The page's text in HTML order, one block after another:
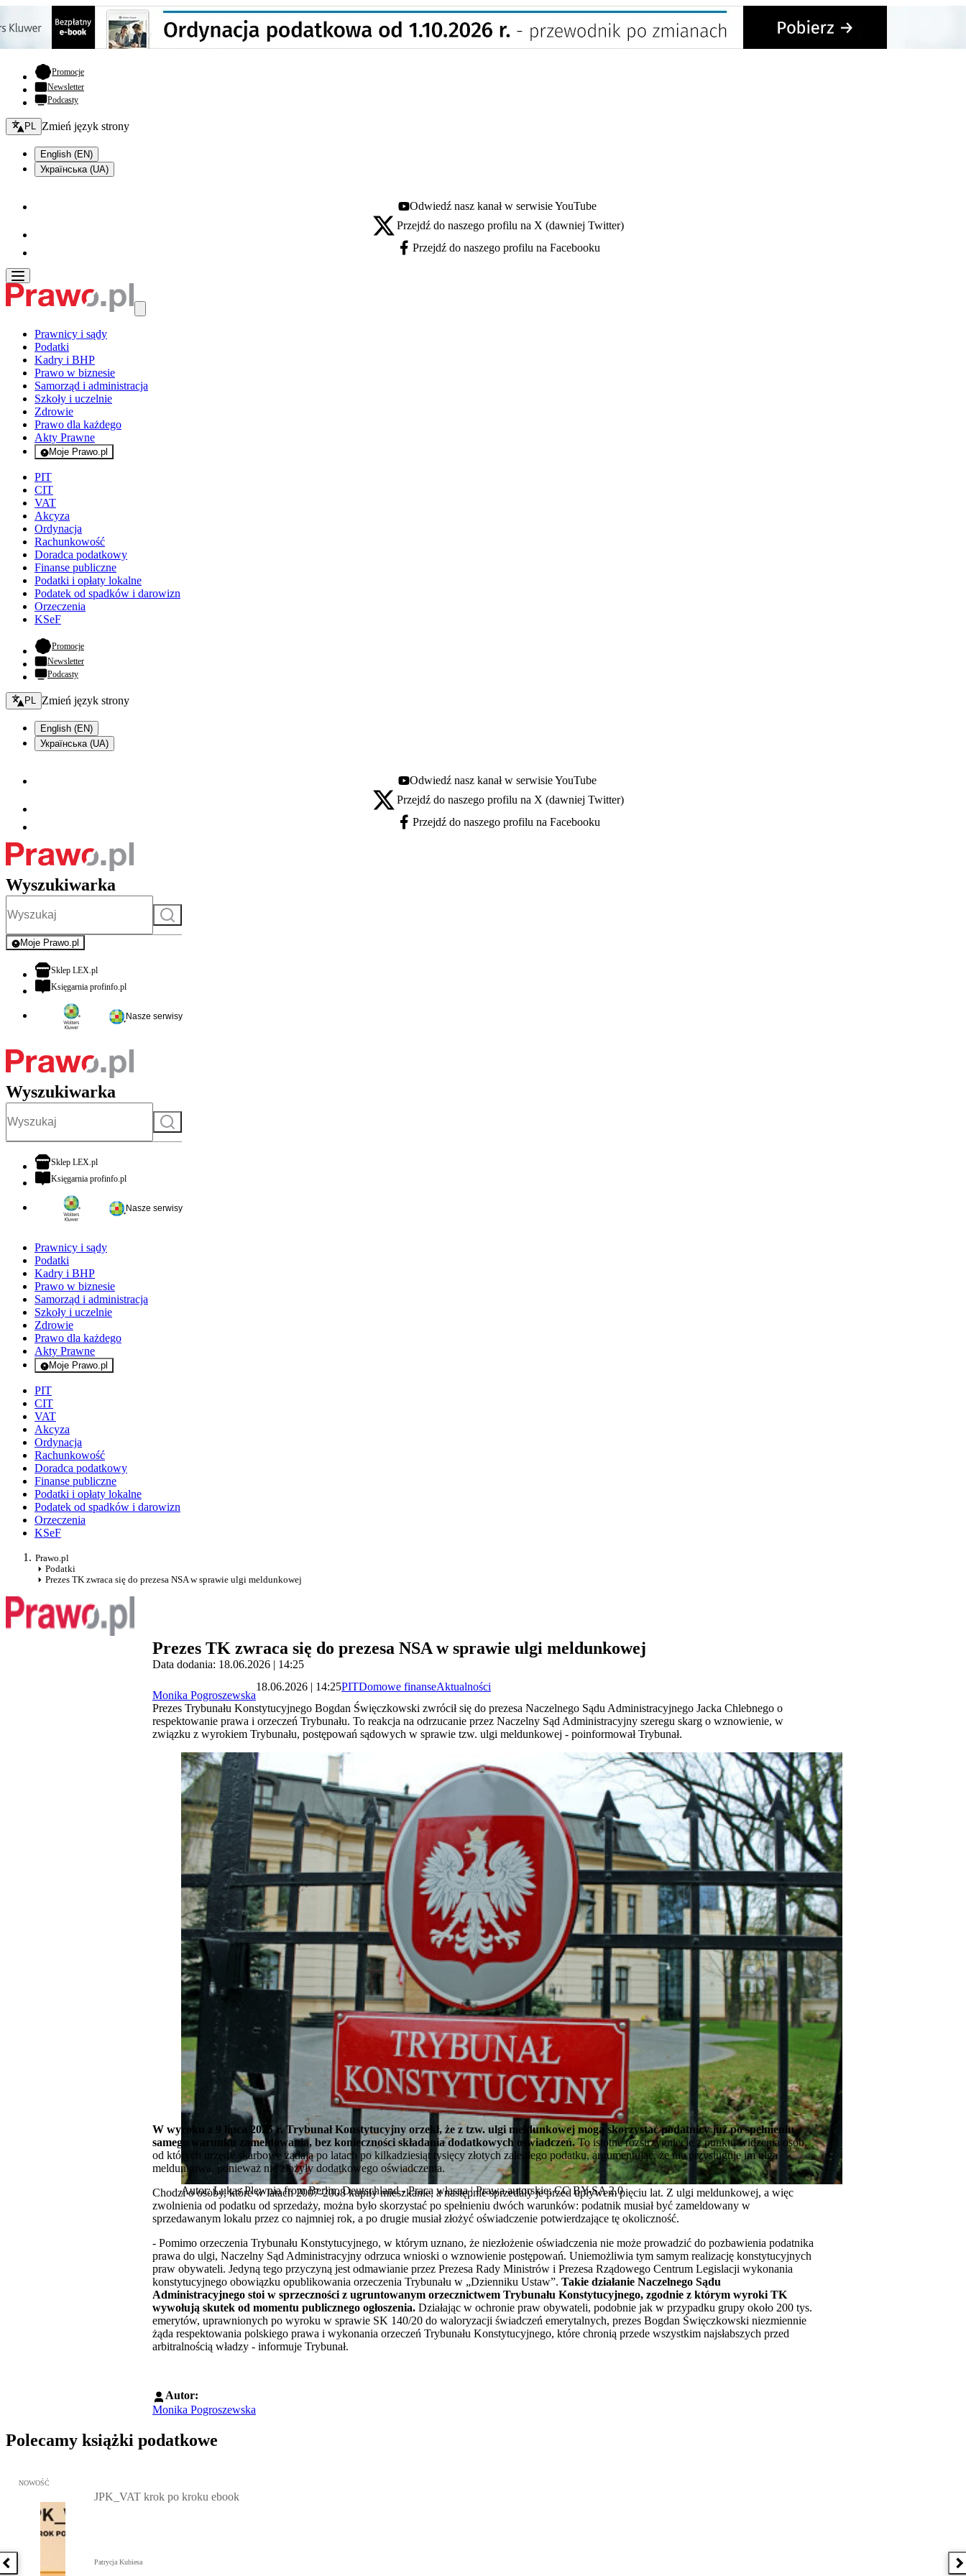
Promocje- otwiera się w nowej karcie
Newsletter
Podcasty
Zmień język - bieżący:
PL Zmień język strony
English (EN)
Українська (UA)
Youtube - otwiera się w nowej karcie
Odwiedź nasz kanał w serwisie YouTube
X - otwiera się w nowej karcie
Przejdź do naszego profilu na X (dawniej Twitter)
Facebook - otwiera się w nowej karcie
Przejdź do naszego profilu na Facebooku
Prawnicy i sądy
Podatki
Kadry i BHP
Prawo w biznesie
Samorząd i administracja
Szkoły i uczelnie
Zdrowie
Prawo dla każdego
Akty Prawne
Moje Prawo.pl
- rejestracja i logowanie do serwisu
PIT
CIT
VAT
Akcyza
Ordynacja
Rachunkowość
Doradca podatkowy
Finanse publiczne
Podatki i opłaty lokalne
Podatek od spadków i darowizn
Orzeczenia
KSeF
Promocje- otwiera się w nowej karcie
Newsletter
Podcasty
Zmień język - bieżący:
PL Zmień język strony
English (EN)
Українська (UA)
Youtube - otwiera się w nowej karcie
Odwiedź nasz kanał w serwisie YouTube
X - otwiera się w nowej karcie
Przejdź do naszego profilu na X (dawniej Twitter)
Facebook - otwiera się w nowej karcie
Przejdź do naszego profilu na Facebooku
Wyszukiwarka
Szukaj
Moje Prawo.pl
- rejestracja i logowanie do serwisu
Sklep LEX.plotwiera się w nowej karcie
Księgarnia profinfo.plotwiera się w nowej karcie
Nasze serwisy
Wyszukiwarka
Szukaj
Sklep LEX.plotwiera się w nowej karcie
Księgarnia profinfo.plotwiera się w nowej karcie
Nasze serwisy
Prawnicy i sądy
Podatki
Kadry i BHP
Prawo w biznesie
Samorząd i administracja
Szkoły i uczelnie
Zdrowie
Prawo dla każdego
Akty Prawne
Moje Prawo.pl
- rejestracja i logowanie do serwisu
PIT
CIT
VAT
Akcyza
Ordynacja
Rachunkowość
Doradca podatkowy
Finanse publiczne
Podatki i opłaty lokalne
Podatek od spadków i darowizn
Orzeczenia
KSeF
Prawo.pl
Podatki
Prezes TK zwraca się do prezesa NSA w sprawie ulgi meldunkowej
Prezes TK zwraca się do prezesa NSA w sprawie ulgi meldunkowej
Data dodania: 18.06.2026 | 14:25
Monika Pogroszewska
18.06.2026 | 14:25PITDomowe finanseAktualności
Prezes Trybunału Konstytucyjnego Bogdan Święczkowski zwrócił się do prezesa Naczelnego Sądu Administracyjnego Jacka Chlebnego o
respektowanie prawa i orzeczeń Trybunału. To reakcja na odrzucanie przez Naczelny Sąd Administracyjny szeregu skarg o wznowienie, w
związku z wyrokiem Trybunału, postępowań sądowych w sprawie tzw. ulgi meldunkowej - poinformował Trybunał.
Autor: Lukas Plewnia from Berlin, Deutschland - Praca własna | Prawa autorskie: CC BY-SA 2.0
W wyroku z 9 lipca 2025 r. Trybunał Konstytucyjny orzekł, że z tzw. ulgi meldunkowej mogą skorzystać podatnicy już po spełnieniu
samego warunku zameldowania, bez konieczności składania dodatkowych oświadczeń.To istotne rozstrzygnięcie z punktu widzenia osób,
od których urzędy skarbowe żądają po latach po kilkadziesiąt tysięcy złotych zaległego podatku, argumentując, że nie przysługuje im ulga
meldunkowa, ponieważ nie złożyły dodatkowego oświadczenia.
Chodzi o osoby, które w latach 2007-2008 kupiły mieszkanie, a następnie sprzedały je przed upływem pięciu lat. Z ulgi meldunkowej, a więc
zwolnienia od podatku od sprzedaży, można było skorzystać po spełnieniu dwóch warunków: podatnik musiał być zameldowany w
sprzedawanym lokalu przez co najmniej rok, a po drugie musiał złożyć oświadczenie potwierdzające tę okoliczność.
- Pomimo orzeczenia Trybunału Konstytucyjnego, w którym uznano, że niezłożenie oświadczenia nie może prowadzić do pozbawienia podatnika
prawa do ulgi, Naczelny Sąd Administracyjny odrzuca wnioski o wznowienie postępowań. Uniemożliwia tym samym realizację konstytucyjnych
praw obywateli. Jedyną tego przyczyną jest odmawianie przez Prezesa Rady Ministrów i Prezesa Rządowego Centrum Legislacji wykonania
konstytucyjnego obowiązku opublikowania orzeczenia Trybunału w „Dzienniku Ustaw”. Takie działanie Naczelnego Sądu
Administracyjnego stoi w sprzeczności z ugruntowanym orzecznictwem Trybunału Konstytucyjnego, zgodnie z którym wyroki TK
wywołują skutek od momentu publicznego ogłoszenia. Działając w ochronie praw obywateli, podobnie jak w przypadku grupy około 200 tys.
emerytów, uprawnionych po wyroku w sprawie SK 140/20 do waloryzacji świadczeń emerytalnych, prezes Bogdan Święczkowski niezmiennie
żąda respektowania polskiego prawa i wykonania orzeczeń Trybunału Konstytucyjnego, które chronią przede wszystkim najsłabszych przed
arbitralnością władzy - informuje Trybunał.
Autor:
Monika Pogroszewska
Polecamy książki podatkowe
Poprzednia książka
Przejdź do: JPK_VAT krok po kroku ebook, Patrycja Kubiesa - otwiera się w nowym oknie
NOWOŚĆ
JPK_VAT krok po kroku ebook
Patrycja Kubiesa